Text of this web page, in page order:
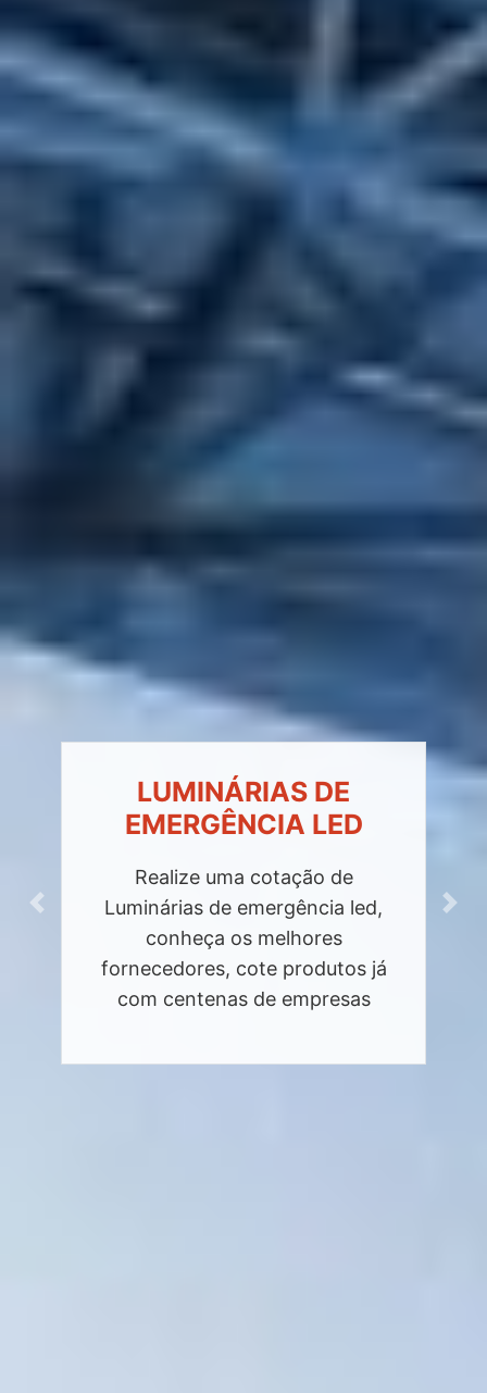
LUMINÁRIAS DE
EMERGÊNCIA LED
Realize uma cotação de
Luminárias de emergência led,
conheça os melhores
fornecedores, cote produtos já
com centenas de empresas
Previous Next